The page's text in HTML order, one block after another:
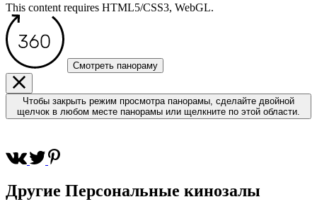
This content requires HTML5/CSS3, WebGL.
Смотреть панораму
Чтобы закрыть режим просмотра панорамы, сделайте двойной
щелчок в любом месте панорамы или щелкните по этой области.
Другие Персональные кинозалы